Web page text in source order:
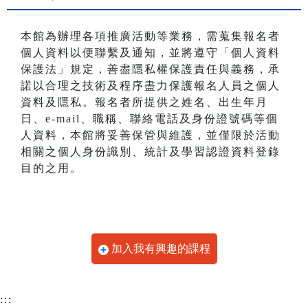
本館為辦理各項推廣活動等業務，需蒐集報名者
個人資料以便聯繫及通知，並將遵守「個人資料
保護法」規定，善盡隱私權保護責任與義務，承
諾以合理之技術及程序盡力保護報名人員之個人
資料及隱私。報名者所提供之姓名、出生年月
日、e-mail、職稱、聯絡電話及身份證號碼等個
人資料，本館將妥善保管與維護，並僅限於活動
相關之個人身份識別、統計及學習認證資料登錄
目的之用。
加入我有興趣的課程
:::